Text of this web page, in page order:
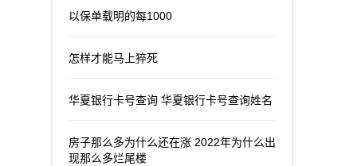
以保单载明的每1000
怎样才能马上猝死
华夏银行卡号查询 华夏银行卡号查询姓名
房子那么多为什么还在涨 2022年为什么出
现那么多烂尾楼